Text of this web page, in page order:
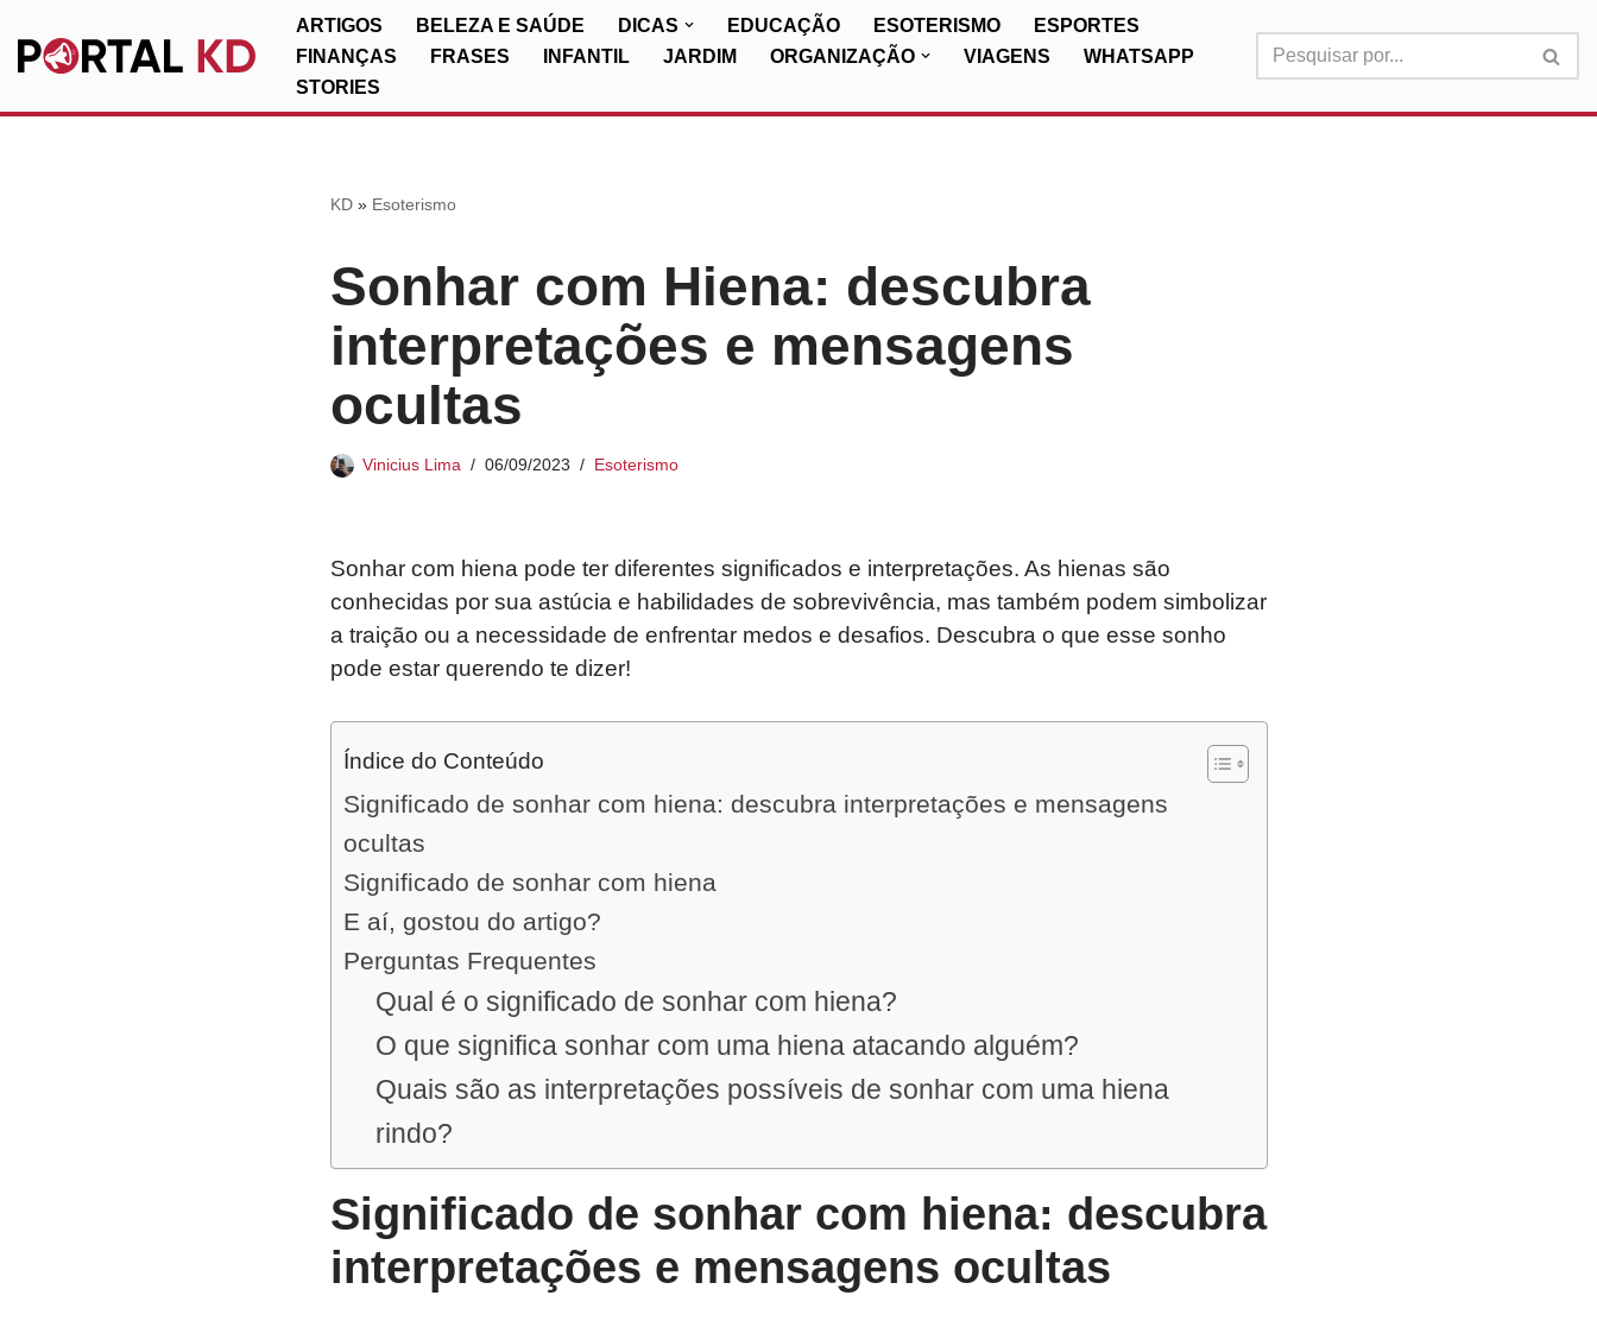
Pular
ARTIGOS BELEZA E SAÚDE DICAS EDUCAÇÃO ESOTERISMO
ESPORTES
FINANÇAS
FRASES INFANTIL JARDIM ORGANIZAÇÃO VIAGENS
WHATSAPP
STORIES
KD» Esoterismo
Sonhar com Hiena: descubra
interpretações e mensagens
ocultas
Vinicius Lima 06/09/2023 Esoterismo
Sonhar com hiena pode ter diferentes significados e interpretações. As hienas são
conhecidas por sua astúcia e habilidades de sobrevivência, mas também podem simbolizar
a traição ou a necessidade de enfrentar medos e desafios. Descubra o que esse sonho
pode estar querendo te dizer!
Índice do Conteúdo
Significado de sonhar com hiena: descubra interpretações e mensagens
ocultas
Significado de sonhar com hiena
E aí, gostou do artigo?
Perguntas Frequentes
Qual é o significado de sonhar com hiena?
O que significa sonhar com uma hiena atacando alguém?
Quais são as interpretações possíveis de sonhar com uma hiena
rindo?
Significado de sonhar com hiena: descubra
interpretações e mensagens ocultas